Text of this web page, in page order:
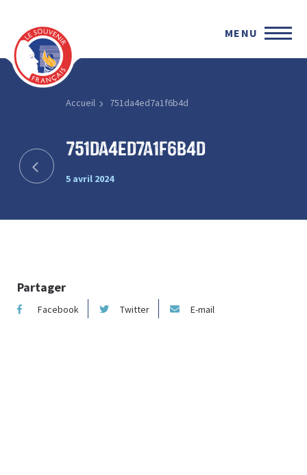
MENU
Accueil 751da4ed7a1f6b4d
751da4ed7a1f6b4d
5 avril 2024
Partager
Facebook Twitter E-mail